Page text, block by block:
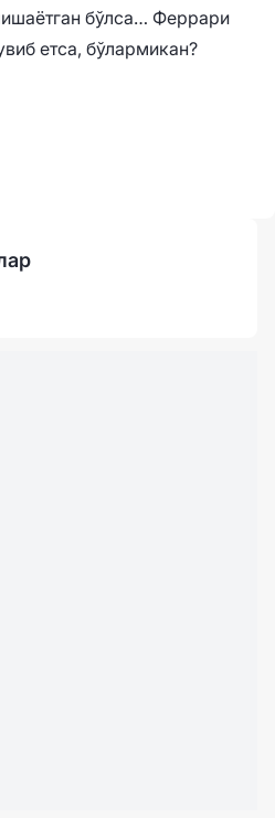
бўлса… Феррари
етса, бўлармикан?